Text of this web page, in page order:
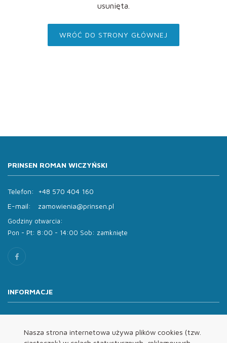
Nasza strona internetowa używa plików cookies (tzw.
usunięta.
WRÓĆ DO STRONY GŁÓWNEJ
PRINSEN ROMAN WICZYŃSKI
Telefon:
+48 570 404 160
E-mail:
zamowienia@prinsen.pl
Godziny otwarcia:
Pon - Pt: 8:00 - 14:00 Sob: zamknięte
INFORMACJE
Oferta